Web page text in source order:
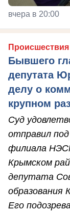
вчера в 20:00
Происшествия
Бывшего
депутата
делу о
крупном
Суд
отправил
филиала
Крымском
депутата
образования
Его